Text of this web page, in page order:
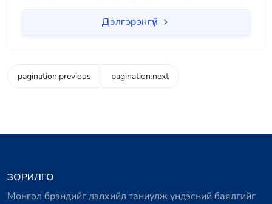
Дэлгэрэнгүй
pagination.previous pagination.next
ЗОРИЛГО
Монгол брэндийг дэлхийд таниулж үндэсний баялгийг